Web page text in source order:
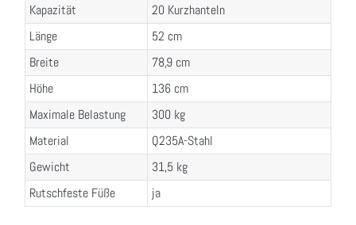
Kapazität
20 Kurzhanteln
Länge
52 cm
Breite
78,9 cm
Höhe
136 cm
Maximale Belastung
300 kg
Material
Q235A-Stahl
Gewicht
31,5 kg
Rutschfeste Füße
ja